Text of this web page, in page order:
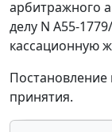
арбитражного
делу N А55-
кассационную
Постановление
принятия.